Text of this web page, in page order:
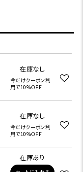
在庫なし
今だけクーポン利
用で10%OFF
在庫なし
今だけクーポン利
用で10%OFF
在庫あり